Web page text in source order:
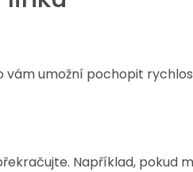
vám umožní pochopit
Například, pokud